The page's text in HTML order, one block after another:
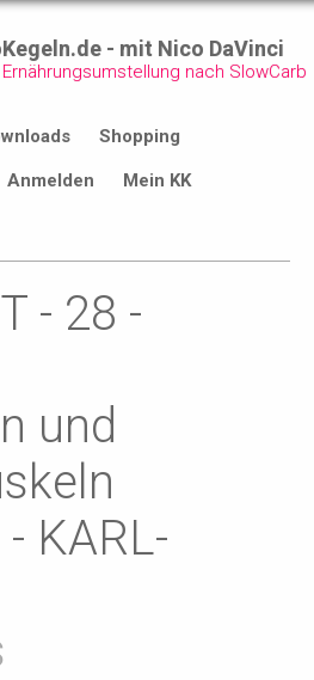
- mit Nico DaVinci
Ernährungsumstellung nach SlowCarb
Shopping
Anmelden Mein KK
- 28 -
und
KARL-